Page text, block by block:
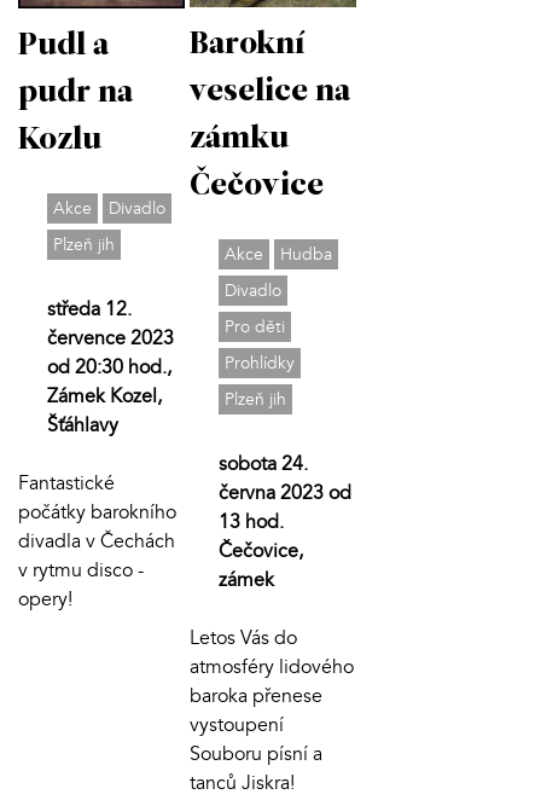
Pudl a
pudr na
Kozlu
Akce
Divadlo
Plzeň jih
středa 12.
července 2023
od 20:30 hod.,
Zámek Kozel,
Šťáhlavy
Fantastické
počátky barokního
divadla v Čechách
v rytmu disco -
opery!
Barokní
veselice na
zámku
Čečovice
Akce
Hudba
Divadlo
Pro děti
Prohlídky
Plzeň jih
sobota 24.
června 2023 od
13 hod.
Čečovice,
zámek
Letos Vás do
atmosféry lidového
baroka přenese
vystoupení
Souboru písní a
tanců Jiskra!